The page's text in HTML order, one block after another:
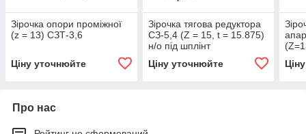
Зірочка опори проміжної
(z = 13) СЗТ-3,6
Ціну уточнюйте
Зірочка тягова редуктора
СЗ-5,4 (Z = 15, t = 15.875)
н/о під шплінт
Ціну уточнюйте
Про нас